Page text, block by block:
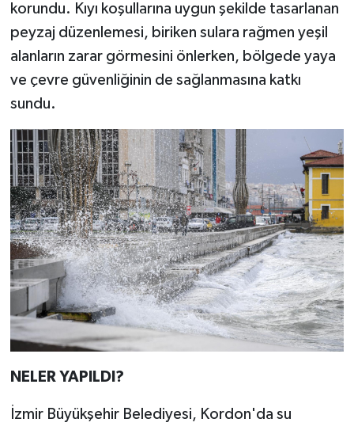
korundu. Kıyı koşullarına uygun şekilde tasarlanan
peyzaj düzenlemesi, biriken sulara rağmen yeşil
alanların zarar görmesini önlerken, bölgede yaya
ve çevre güvenliğinin de sağlanmasına katkı
sundu.
NELER YAPILDI?
İzmir Büyükşehir Belediyesi, Kordon'da su